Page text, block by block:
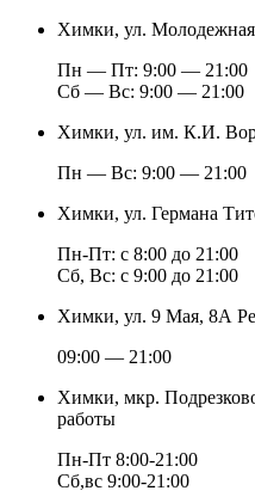
Химки, ул.
Пн — Пт: 9:00 — 21:00
Cб — Вс: 9:00 — 21:00
Химки, ул. им. К.И.
Пн — Вс: 9:00 — 21:00
Химки, ул. Германа
Пн-Пт: с 8:00 до 21:00
Сб, Вс: с 9:00 до 21:00
Химки, ул. 9 Мая, 8А
09:00 — 21:00
Химки, мкр.
работы
Пн-Пт 8:00-21:00
Сб,вс 9:00-21:00